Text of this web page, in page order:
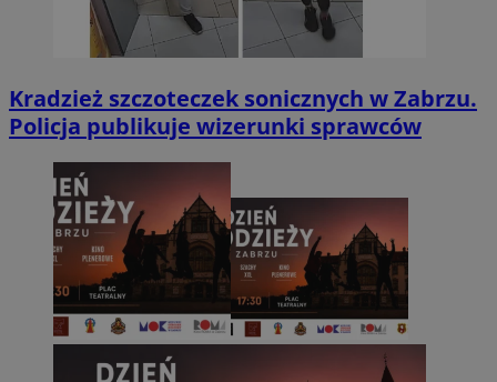
Kradzież szczoteczek sonicznych w Zabrzu.
Policja publikuje wizerunki sprawców